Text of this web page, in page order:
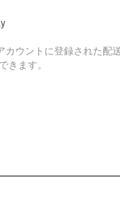
カウントに登録された配
きます。